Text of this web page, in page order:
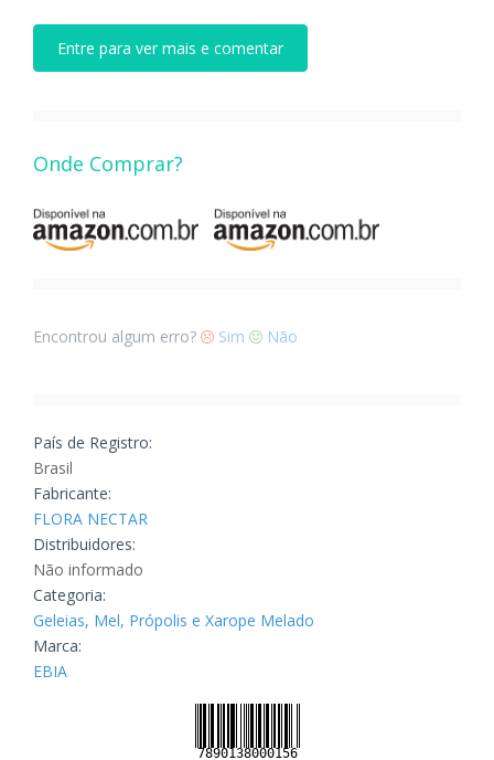
Entre para ver mais e comentar
Onde Comprar?
Encontrou algum erro? Sim Não
País de Registro:
Brasil
Fabricante:
FLORA NECTAR
Distribuidores:
Não informado
Categoria:
Geleias, Mel, Própolis e Xarope Melado
Marca:
EBIA